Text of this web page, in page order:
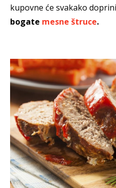
kupovne će svakako
bogate mesne štruce.